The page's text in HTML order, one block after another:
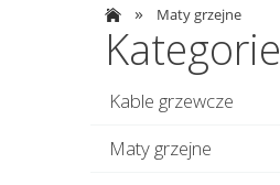
» Maty grzejne
Kategorie
Kable grzewcze
Maty grzejne